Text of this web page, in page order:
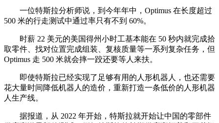
一位特斯拉分析师说，到今年年中，Optimus 在长度超过
500 米的行走测试中通过率只有不到 60%。
时薪 22 美元的美国得州小时工基本能在 50 秒内就完成拾
取零件、找对位置完成组装、复核质量等一系列复杂任务，但
Optimus 走 500 米就会摔一跤还要等人来扶。
即使特斯拉已经实现了足够有用的人形机器人，也还需要
花大量时间降低机器人的造价，重新打造一条低价的人形机器
人生产线。
据报道，从 2022 年开始，特斯拉就开始让中国的零部件